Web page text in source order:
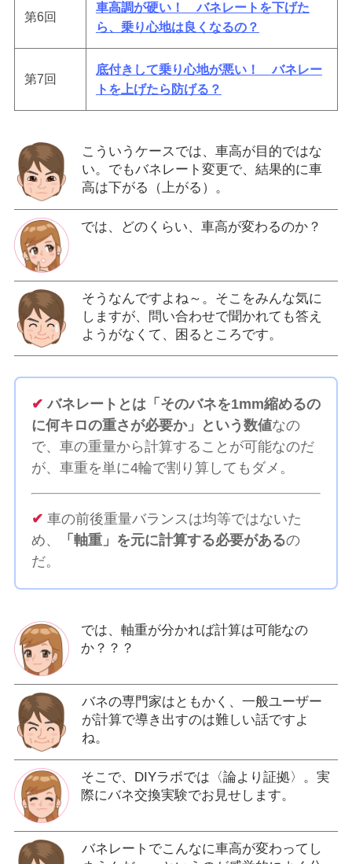
第6回
車高調が硬い！ バネレートを下げた
ら、乗り心地は良くなるの？
第7回
底付きして乗り心地が悪い！ バネレー
トを上げたら防げる？
こういうケースでは、車高が目的ではな
い。でもバネレート変更で、結果的に車
高は下がる（上がる）。
では、どのくらい、車高が変わるのか？
そうなんですよね～。そこをみんな気に
しますが、問い合わせで聞かれても答え
ようがなくて、困るところです。
✔バネレートとは「そのバネを1mm縮めるの
に何キロの重さが必要か」という数値なの
で、車の重量から計算することが可能なのだ
が、車重を単に4輪で割り算してもダメ。
✔ 車の前後重量バランスは均等ではないた
め、
「軸重」を元に計算する必要があるの
だ。
では、軸重が分かれば計算は可能なの
か？？？
バネの専門家はともかく、一般ユーザー
が計算で導き出すのは難しい話ですよ
ね。
そこで、DIYラボでは〈論より証拠〉。実
際にバネ交換実験でお見せします。
バネレートでこんなに車高が変わってし